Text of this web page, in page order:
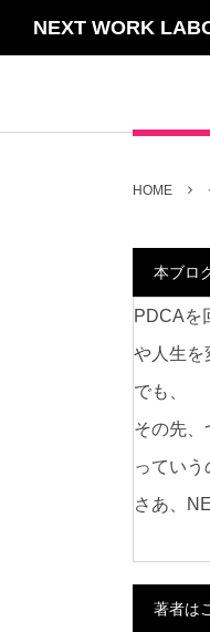
NEXT WORK
HOME
本ブロ
PDCAを
や人生を
でも、
その先、
っていう
さあ、
著者は